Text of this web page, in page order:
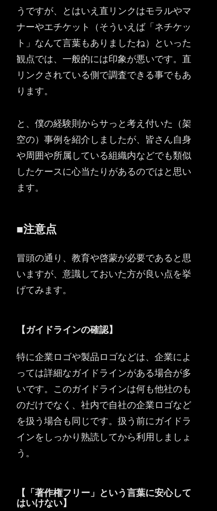
うですが、とはいえ直リンクはモラルやマ
ナーやエチケット（そういえば「ネチケッ
ト」なんて言葉もありましたね）といった
観点では、一般的には印象が悪いです。直
リンクされている側で調査できる事でもあ
ります。
と、僕の経験則からサっと考え付いた（架
空の）事例を紹介しましたが、皆さん自身
や周囲や所属している組織内などでも類似
したケースに心当たりがあるのではと思い
ます。
■注意点
冒頭の通り、教育や啓蒙が必要であると思
いますが、意識しておいた方が良い点を挙
げてみます。
【ガイドラインの確認】
特に企業ロゴや製品ロゴなどは、企業によ
っては詳細なガイドラインがある場合が多
いです。このガイドラインは何も他社のも
のだけでなく、社内で自社の企業ロゴなど
を扱う場合も同じです。扱う前にガイドラ
インをしっかり熟読してから利用しましょ
う。
【「著作権フリー」という言葉に安心して
はいけない】